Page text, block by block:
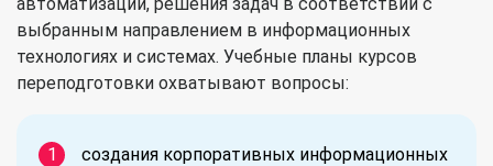
выбранным направлением в информационных
технологиях и системах. Учебные планы курсов
переподготовки охватывают вопросы:
создания корпоративных информационных